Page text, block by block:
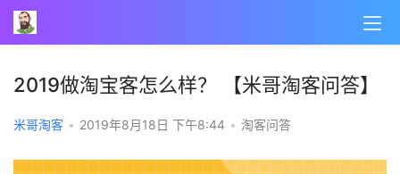
2019做淘宝客怎么样？ 【米哥淘客问答】
米哥淘客 • 2019年8月18日 下午8:44 • 淘客问答